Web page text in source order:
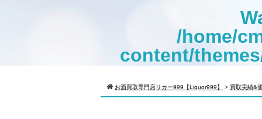
/home/
content/
Warning:
お酒買取専門店リカー999【Liquor999】 > 買取実績&